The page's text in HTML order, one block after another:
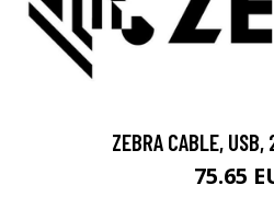
ZEBRA CABLE, USB,
75.65